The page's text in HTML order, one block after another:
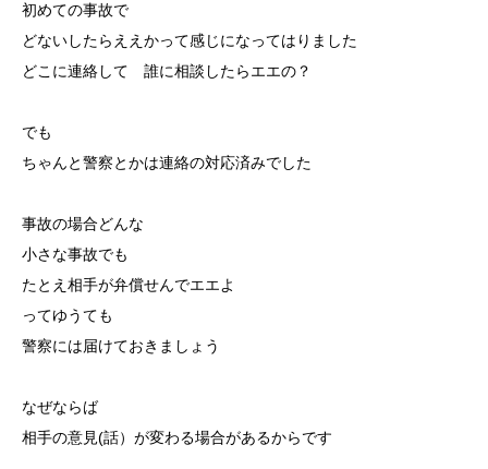
初めての事故で
どないしたらええかって感じになってはりました
どこに連絡して 誰に相談したらエエの？
でも
ちゃんと警察とかは連絡の対応済みでした
事故の場合どんな
小さな事故でも
たとえ相手が弁償せんでエエよ
ってゆうても
警察には届けておきましょう
なぜならば
相手の意見(話）が変わる場合があるからです